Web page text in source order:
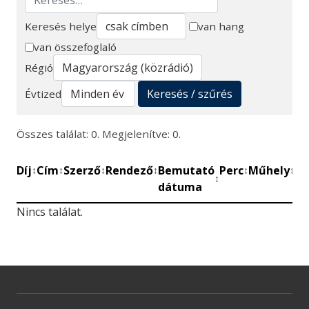
Keresés
Keresés helye
van hang
van összefoglaló
Régió
Évtized
Keresés / szűrés
Összes találat: 0. Megjelenítve: 0.
Díj↕Cím↕Szerző↕Rendező↕Bemutató
dátuma
↕
Perc↕Műhely↕
Nincs találat.